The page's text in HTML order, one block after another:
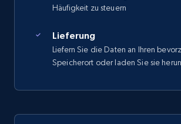
Häufigkeit zu steuern
Lieferung
Liefern Sie die Daten an Ihren
Speicherort oder laden Sie sie